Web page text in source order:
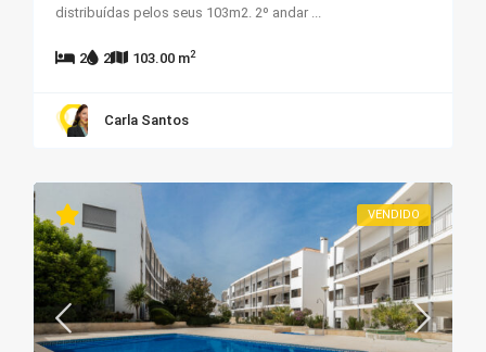
distribuídas pelos seus 103m2. 2º andar ...
2 2 103.00 m2
Carla Santos
VENDIDO